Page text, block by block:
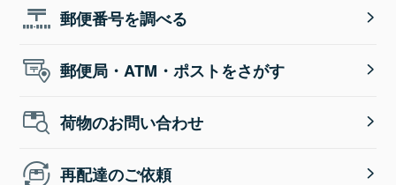
郵便番号を調べる
郵便局・ATM・ポストをさがす
荷物のお問い合わせ
再配達のご依頼